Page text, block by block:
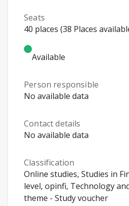
Seats
40 places (38 Places
Available
Person responsible
No available data
Contact details
No available data
Classification
Online studies, Studies in
level, opinfi, Technology
theme - Study voucher